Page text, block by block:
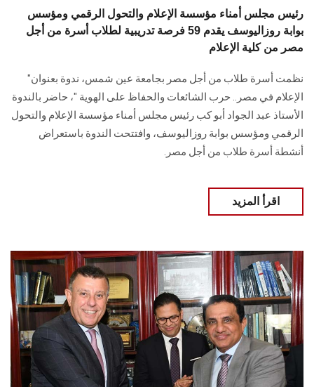
الموظفون
سجل الان
رئيس مجلس أمناء مؤسسة الإعلام والتحول الرقمي ومؤسس
بوابة روزاليوسف يقدم 59 فرصة تدريبية لطلاب أسرة من أجل
مصر من كلية الإعلام
نظمت أسرة طلاب من أجل مصر بجامعة عين شمس، ندوة بعنوان"
الإعلام في مصر.. حرب الشائعات والحفاظ على الهوية "، حاضر بالندوة
الأستاذ عبد الجواد أبو كب رئيس مجلس أمناء مؤسسة الإعلام والتحول
الرقمي ومؤسس بوابة روزاليوسف، وافتتحت الندوة باستعراض
أنشطة أسرة طلاب من أجل مصر.
اقرأ المزيد